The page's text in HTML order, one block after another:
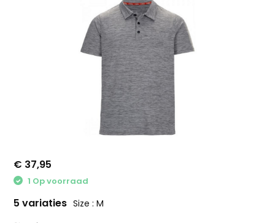
€ 37,95
1 Op voorraad
5 variaties Size : M